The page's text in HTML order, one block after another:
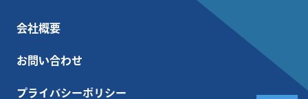
会社概要
お問い合わせ
プライバシーポリシー